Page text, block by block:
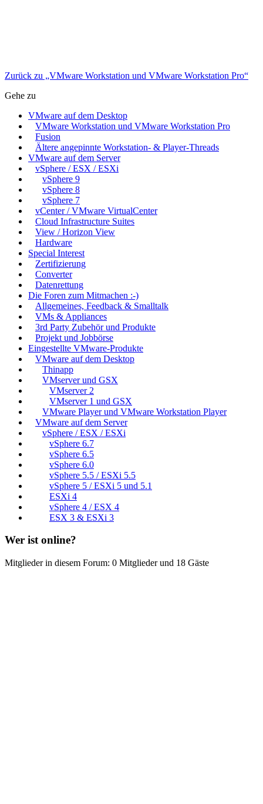
Zurück zu „VMware Workstation und VMware Workstation Pro“
Gehe zu
VMware auf dem Desktop
VMware Workstation und VMware Workstation Pro
Fusion
Ältere angepinnte Workstation- & Player-Threads
VMware auf dem Server
vSphere / ESX / ESXi
vSphere 9
vSphere 8
vSphere 7
vCenter / VMware VirtualCenter
Cloud Infrastructure Suites
View / Horizon View
Hardware
Special Interest
Zertifizierung
Converter
Datenrettung
Die Foren zum Mitmachen :-)
Allgemeines, Feedback & Smalltalk
VMs & Appliances
3rd Party Zubehör und Produkte
Projekt und Jobbörse
Eingestellte VMware-Produkte
VMware auf dem Desktop
Thinapp
VMserver und GSX
VMserver 2
VMserver 1 und GSX
VMware Player und VMware Workstation Player
VMware auf dem Server
vSphere / ESX / ESXi
vSphere 6.7
vSphere 6.5
vSphere 6.0
vSphere 5.5 / ESXi 5.5
vSphere 5 / ESXi 5 und 5.1
ESXi 4
vSphere 4 / ESX 4
ESX 3 & ESXi 3
Wer ist online?
Mitglieder in diesem Forum: 0 Mitglieder und 18 Gäste